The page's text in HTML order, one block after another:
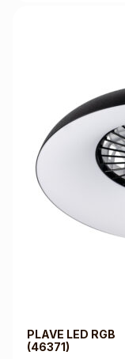
PLAVE LED RGB
(46371)